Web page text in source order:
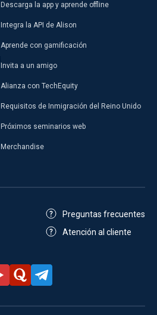
Descarga la app y aprende offline
Integra la API de Alison
Aprende con gamificación
Invita a un amigo
Alianza con TechEquity
Requisitos de Inmigración del Reino Unido
Próximos seminarios web
Merchandise
Preguntas frecuentes
Atención al cliente